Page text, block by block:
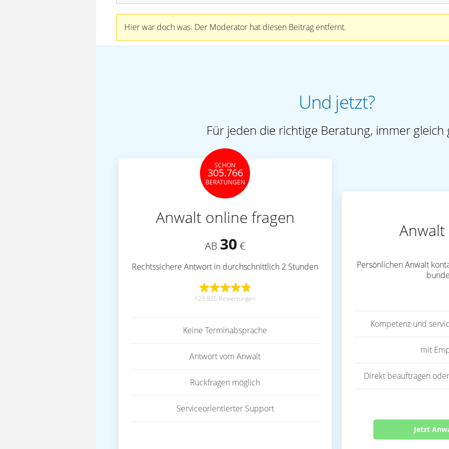
Hier war doch was. Der Moderator hat diesen Beitrag entfernt.
Und jetzt?
Für jeden die richtige Beratung, immer gleich
SCHON
305.766
BERATUNGEN
Anwalt online fragen
AB 30 €
Rechtssichere Antwort in durchschnittlich 2 Stunden
123.925 Bewertungen
Keine Terminabsprache
Antwort vom Anwalt
Rückfragen möglich
Serviceorientierter Support
Persönlichen Anwalt
Kompetenz und
mit
Direkt beauftragen
Jetzt